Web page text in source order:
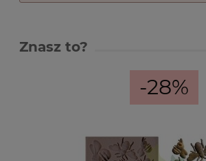
Znasz to?
-28%